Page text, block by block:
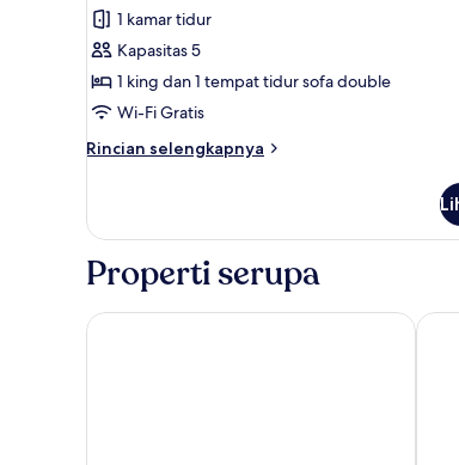
untuk
Studio
Suite
Mewah,
1
King
tempat
tidur
Sofa
1 kamar tidur
Kapasitas 5
1 king dan 1 tempat tidur sofa double
Wi-Fi Gratis
Rincian selengkapnya
Rincian
Studio
Mewah,
Tempat
Properti serupa
Maldron Hotel Finsbury Park, London